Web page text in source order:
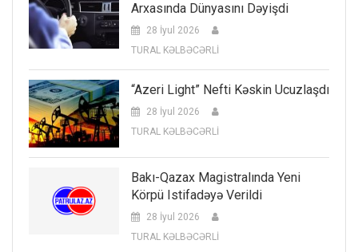
Arxasında Dünyasını Dəyişdi
28 İyul 2026
TURAL KƏLBƏCƏRLİ
“Azeri Light” Nefti Kəskin Ucuzlaşdı
28 İyul 2026
TURAL KƏLBƏCƏRLİ
Bakı-Qazax Magistralında Yeni
Körpü Istifadəyə Verildi
28 İyul 2026
TURAL KƏLBƏCƏRLİ